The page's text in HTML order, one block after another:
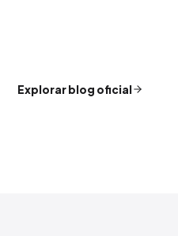
Explorar blog oficial